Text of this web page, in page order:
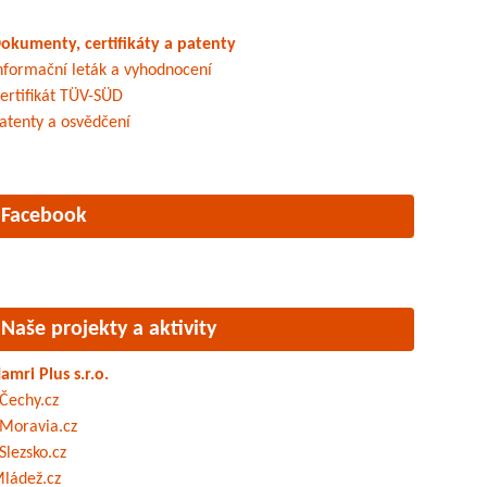
certifikáty a patenty
leták a vyhodnocení
TÜV-SÜD
a osvědčení
Facebook
Naše projekty a aktivity
Plus s.r.o.